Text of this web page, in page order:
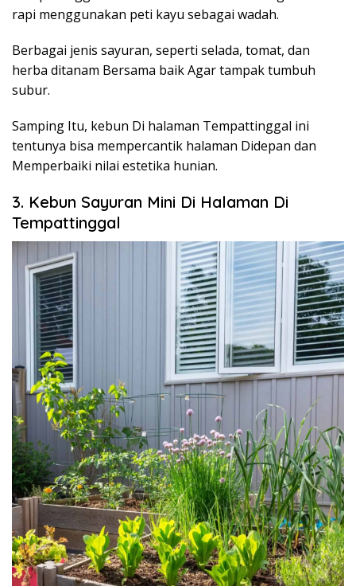
rapi menggunakan peti kayu sebagai wadah.
Berbagai jenis sayuran, seperti selada, tomat, dan
herba ditanam Bersama baik Agar tampak tumbuh
subur.
Samping Itu, kebun Di halaman Tempattinggal ini
tentunya bisa mempercantik halaman Didepan dan
Memperbaiki nilai estetika hunian.
3. Kebun Sayuran Mini Di Halaman Di
Tempattinggal